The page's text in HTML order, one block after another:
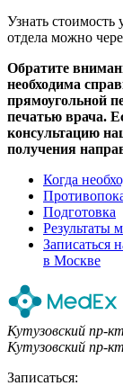
Узнать стоимость
отдела можно
Обратите
необходима
прямоугольной
печатью врача.
консультацию
получения
Когда
Подготовка
Результаты
Записаться
в Москве
Кутузовский пр-
Кутузовский пр-
Записаться: